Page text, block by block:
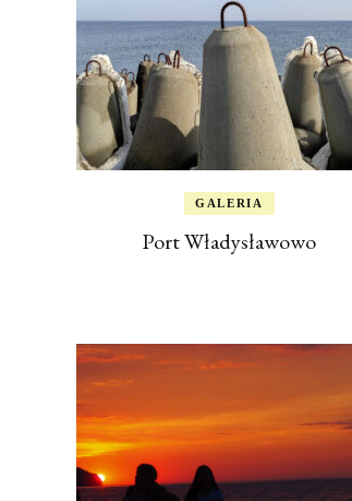
GALERIA
Port Władysławowo